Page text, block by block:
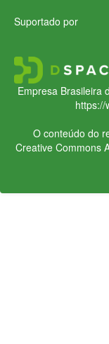
Suportado por
Empresa Brasileira
https://
O conteúdo do
Creative Commons